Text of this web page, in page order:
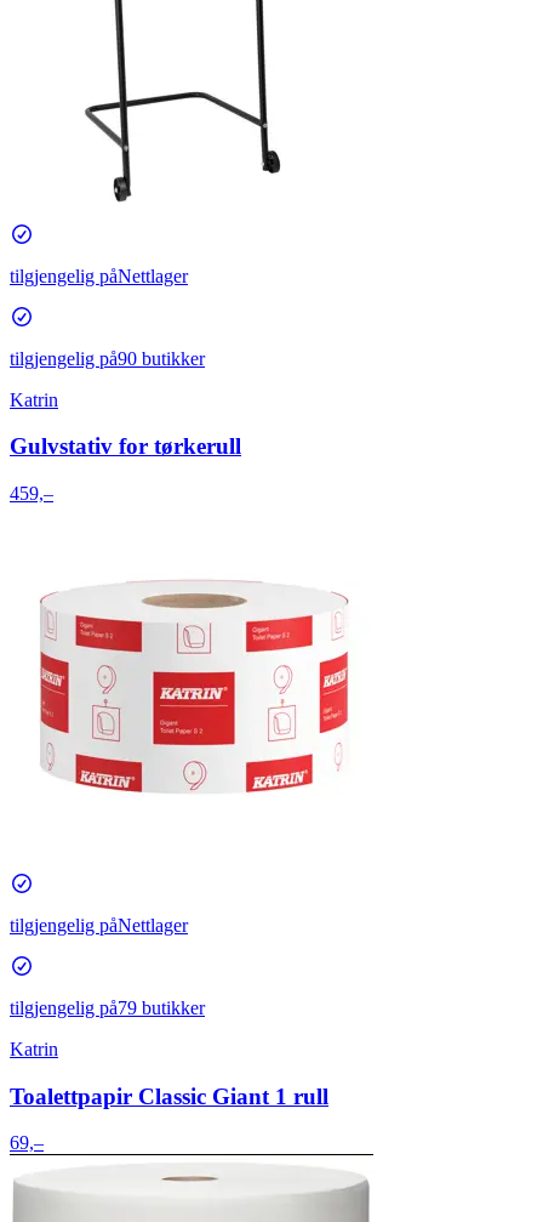
tilgjengelig påNettlager
tilgjengelig på90 butikker
Katrin
Gulvstativ for tørkerull
459,–
tilgjengelig påNettlager
tilgjengelig på79 butikker
Katrin
Toalettpapir Classic Giant 1 rull
69,–